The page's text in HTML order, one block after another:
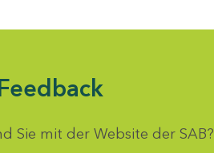
Sie mit der Website der SAB?